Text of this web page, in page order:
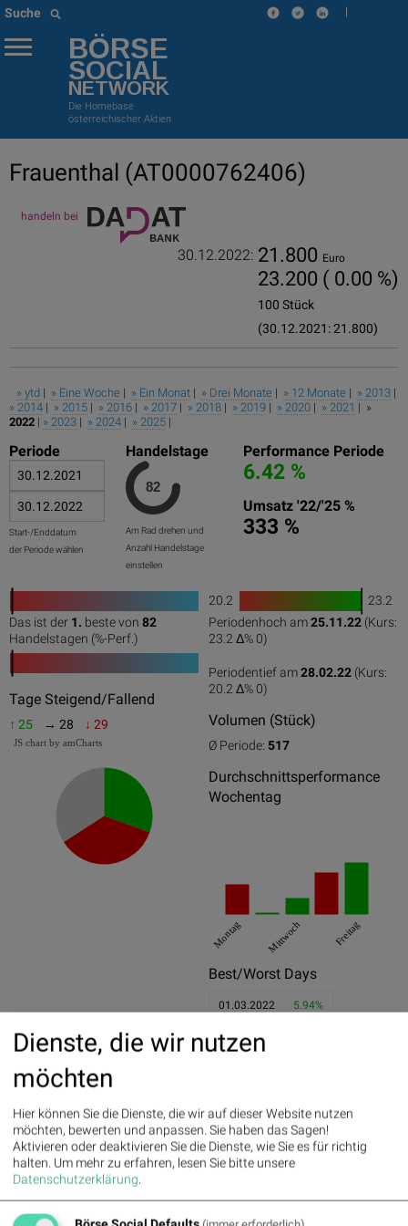
Suche |
BÖRSE
SOCIAL
NETWORK
Die Homebase
österreichischer Aktien
Frauenthal (AT0000762406)
handeln bei
30.12.2022: 21.800 Euro
23.200 ( 0.00 %)
100 Stück
(30.12.2021: 21.800)
» ytd | » Eine Woche | » Ein Monat | » Drei Monate | » 12 Monate | » 2013 |
» 2014 | » 2015 | » 2016 | » 2017 | » 2018 | » 2019 | » 2020 | » 2021 | »
2022 | » 2023 | » 2024 | » 2025 |
Periode
Start-/Enddatum
der Periode wählen
Handelstage
Am Rad drehen und
Anzahl Handelstage
einstellen
Performance Periode
6.42 %
Umsatz '22/'25 %
333 %
Das ist der 1. beste von 82
Handelstagen (%-Perf.)
0 50
Tage Steigend/Fallend
↑ 25 → 28 ↓ 29
JS chart by amCharts
20.2
1
100
23.2
Periodenhoch am25.11.22 (Kurs:
23.2 Δ% 0)
Periodentief am28.02.22 (Kurs:
20.2 Δ% 0)
Volumen (Stück)
Ø Periode: 517
Durchschnittsperformance
Wochentag
Montag Mittwoch Freitag
Best/Worst Days
01.03.2022 5.94%
25.11.2022
28.02.2022 -4.72%
04.03.2022 -3.74%
Dienste, die wir nutzen
möchten
Hier können Sie die Dienste, die wir auf dieser Website nutzen
möchten, bewerten und anpassen. Sie haben das Sagen!
Aktivieren oder deaktivieren Sie die Dienste, wie Sie es für richtig
halten. Um mehr zu erfahren, lesen Sie bitte unsere
Datenschutzerklärung.